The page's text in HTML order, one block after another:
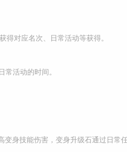
得对应名次、日常活动等获得。
常活动的时间。
身技能伤害，变身升级石通过日常